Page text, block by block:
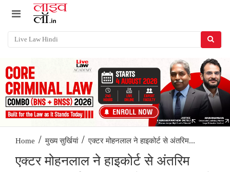
Home / मुख्य सुर्खियां / एक्टर मोहनलाल ने हाइकोर्ट से अंतरिम...
एक्टर मोहनलाल ने हाइकोर्ट से अंतरिम